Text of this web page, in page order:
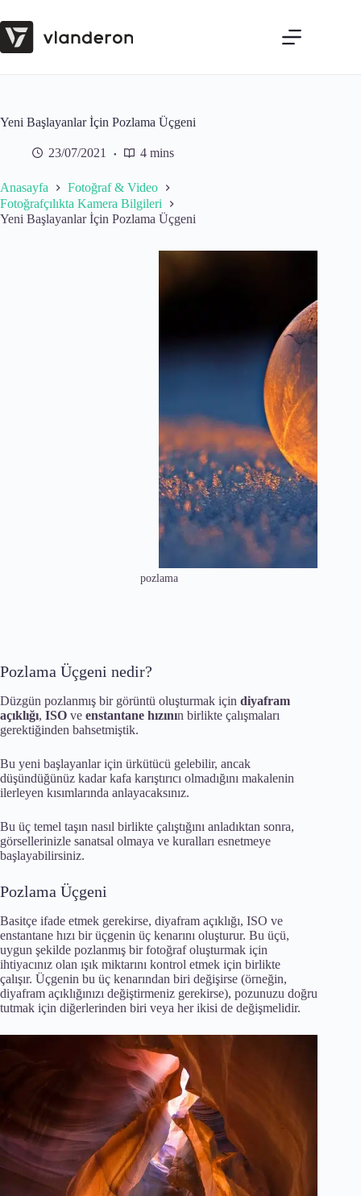
to
content
Yeni Başlayanlar İçin Pozlama Üçgeni
23/07/2021 4 mins
Anasayfa
Fotoğraf & Video
Fotoğrafçılıkta Kamera Bilgileri
Yeni Başlayanlar İçin Pozlama Üçgeni
pozlama
Pozlama Üçgeni nedir?
Düzgün pozlanmış bir görüntü oluşturmak için diyafram
açıklığı, ISO ve enstantane hızının birlikte çalışmaları
gerektiğinden bahsetmiştik.
Bu yeni başlayanlar için ürkütücü gelebilir, ancak
düşündüğünüz kadar kafa karıştırıcı olmadığını makalenin
ilerleyen kısımlarında anlayacaksınız.
Bu üç temel taşın nasıl birlikte çalıştığını anladıktan sonra,
görsellerinizle sanatsal olmaya ve kuralları esnetmeye
başlayabilirsiniz.
Pozlama Üçgeni
Basitçe ifade etmek gerekirse, diyafram açıklığı, ISO ve
enstantane hızı bir üçgenin üç kenarını oluşturur. Bu üçü,
uygun şekilde pozlanmış bir fotoğraf oluşturmak için
ihtiyacınız olan ışık miktarını kontrol etmek için birlikte
çalışır. Üçgenin bu üç kenarından biri değişirse (örneğin,
diyafram açıklığınızı değiştirmeniz gerekirse), pozunuzu doğru
tutmak için diğerlerinden biri veya her ikisi de değişmelidir.